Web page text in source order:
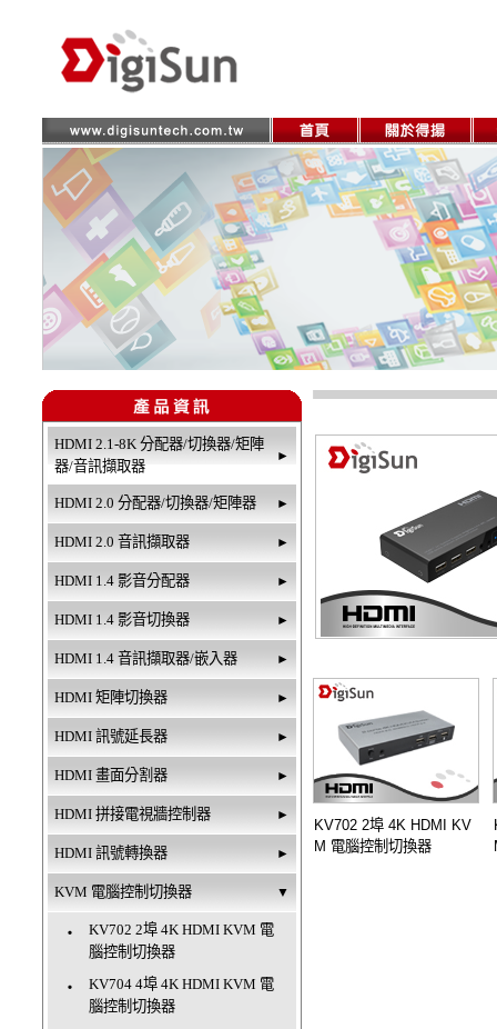
HDMI 2.1-8K 分配器/切換器/矩陣
器/音訊擷取器
►
HDMI 2.0 分配器/切換器/矩陣器 ►
HDMI 2.0 音訊擷取器 ►
HDMI 1.4 影音分配器 ►
HDMI 1.4 影音切換器 ►
HDMI 1.4 音訊擷取器/嵌入器 ►
HDMI 矩陣切換器 ►
HDMI 訊號延長器 ►
HDMI 畫面分割器 ►
HDMI 拼接電視牆控制器 ►
HDMI 訊號轉換器 ►
KVM 電腦控制切換器 ▼
‧
KV702 2埠 4K HDMI KVM 電
腦控制切換器
‧
KV704 4埠 4K HDMI KVM 電
腦控制切換器
KV702 2埠 4K HDMI KV
M 電腦控制切換器